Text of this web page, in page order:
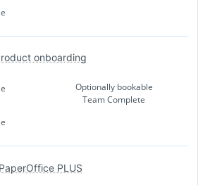
onboarding
Optionally bookable
Team Complete
PaperOffice PLUS